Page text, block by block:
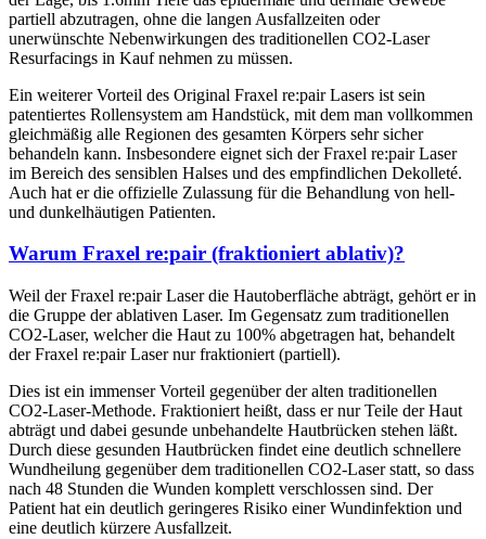
partiell abzutragen, ohne die langen Ausfallzeiten oder
unerwünschte Nebenwirkungen des traditionellen CO2-Laser
Resurfacings in Kauf nehmen zu müssen.
Ein weiterer Vorteil des Original Fraxel re:pair Lasers ist sein
patentiertes Rollensystem am Handstück, mit dem man vollkommen
gleichmäßig alle Regionen des gesamten Körpers sehr sicher
behandeln kann. Insbesondere eignet sich der Fraxel re:pair Laser
im Bereich des sensiblen Halses und des empfindlichen Dekolleté.
Auch hat er die offizielle Zulassung für die Behandlung von hell-
und dunkelhäutigen Patienten.
Warum Fraxel re:pair (fraktioniert ablativ)?
Weil der Fraxel re:pair Laser die Hautoberfläche abträgt, gehört er in
die Gruppe der ablativen Laser. Im Gegensatz zum traditionellen
CO2-Laser, welcher die Haut zu 100% abgetragen hat, behandelt
der Fraxel re:pair Laser nur fraktioniert (partiell).
Dies ist ein immenser Vorteil gegenüber der alten traditionellen
CO2-Laser-Methode. Fraktioniert heißt, dass er nur Teile der Haut
abträgt und dabei gesunde unbehandelte Hautbrücken stehen läßt.
Durch diese gesunden Hautbrücken findet eine deutlich schnellere
Wundheilung gegenüber dem traditionellen CO2-Laser statt, so dass
nach 48 Stunden die Wunden komplett verschlossen sind. Der
Patient hat ein deutlich geringeres Risiko einer Wundinfektion und
eine deutlich kürzere Ausfallzeit.